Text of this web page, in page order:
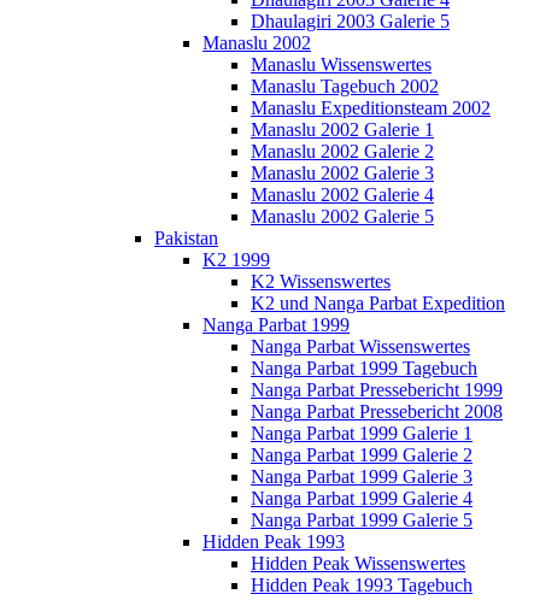
Dhaulagiri 2003 Galerie 5
Manaslu 2002
Manaslu Wissenswertes
Manaslu Tagebuch 2002
Manaslu Expeditionsteam 2002
Manaslu 2002 Galerie 1
Manaslu 2002 Galerie 2
Manaslu 2002 Galerie 3
Manaslu 2002 Galerie 4
Manaslu 2002 Galerie 5
Pakistan
K2 1999
K2 Wissenswertes
K2 und Nanga Parbat Expedition
Nanga Parbat 1999
Nanga Parbat Wissenswertes
Nanga Parbat 1999 Tagebuch
Nanga Parbat Pressebericht 1999
Nanga Parbat Pressebericht 2008
Nanga Parbat 1999 Galerie 1
Nanga Parbat 1999 Galerie 2
Nanga Parbat 1999 Galerie 3
Nanga Parbat 1999 Galerie 4
Nanga Parbat 1999 Galerie 5
Hidden Peak 1993
Hidden Peak Wissenswertes
Hidden Peak 1993 Tagebuch